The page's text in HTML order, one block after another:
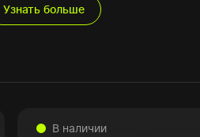
Узнать больше
В наличии